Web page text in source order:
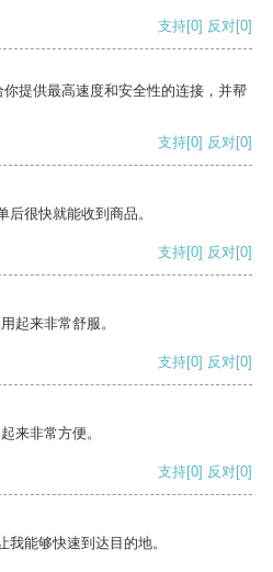
支持[0] 反对[0]
提供最高速度和安全性的连接，并帮
支持[0] 反对[0]
很快就能收到商品。
支持[0] 反对[0]
起来非常舒服。
支持[0] 反对[0]
来非常方便。
支持[0] 反对[0]
能够快速到达目的地。